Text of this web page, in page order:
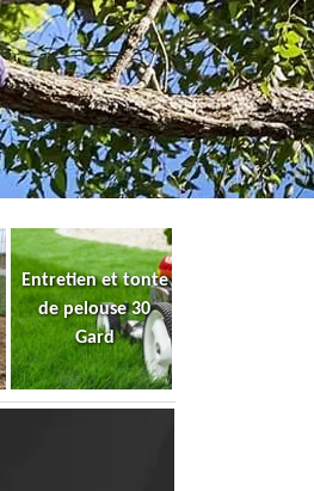
Entretien et tonte
de pelouse 30
Gard